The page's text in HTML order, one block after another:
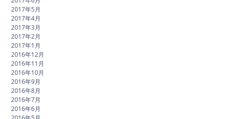
2017年5月
2017年4月
2017年3月
2017年2月
2017年1月
2016年12月
2016年11月
2016年10月
2016年9月
2016年8月
2016年7月
2016年6月